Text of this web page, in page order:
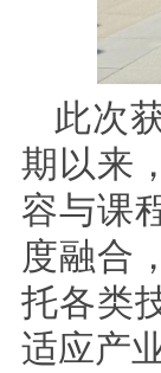
此次
期以来
容与课
度融合
托各类
适应产